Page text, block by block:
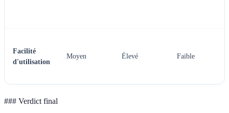
Facilité
d'utilisation
Moyen Élevé Faible
### Verdict final